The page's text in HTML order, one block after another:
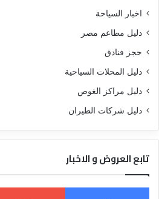
اخبار السياحة
دليل مطاعم مصر
حجز فنادق
دليل المحلات السياحية
دليل مراكز الغوص
دليل شركات الطيران
تابع العروض و الاخبار